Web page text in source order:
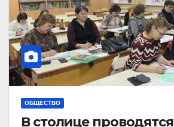
ОБЩЕСТВО
В столице проводятся